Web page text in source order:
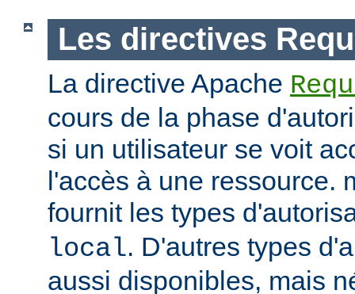
Les directives
La directive Apache
cours de la phase
si un utilisateur se voit
l'accès à une ressource.
fournit les types
local. D'autres types
aussi disponibles, mais